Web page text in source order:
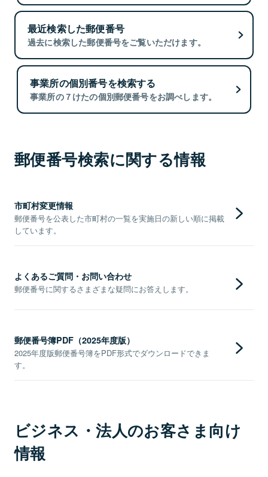
最近検索した郵便番号
過去に検索した郵便番号をご覧いただけます。
事業所の個別番号を検索する
事業所の７けたの個別郵便番号をお調べします。
郵便番号検索に関する情報
市町村変更情報
郵便番号を公表した市町村の一覧を実施日の新しい順に掲載
しています。
よくあるご質問・お問い合わせ
郵便番号に関するさまざまな疑問にお答えします。
郵便番号簿PDF（2025年度版）
2025年度版郵便番号簿をPDF形式でダウンロードできま
す。
ビジネス・法人のお客さま向け
情報